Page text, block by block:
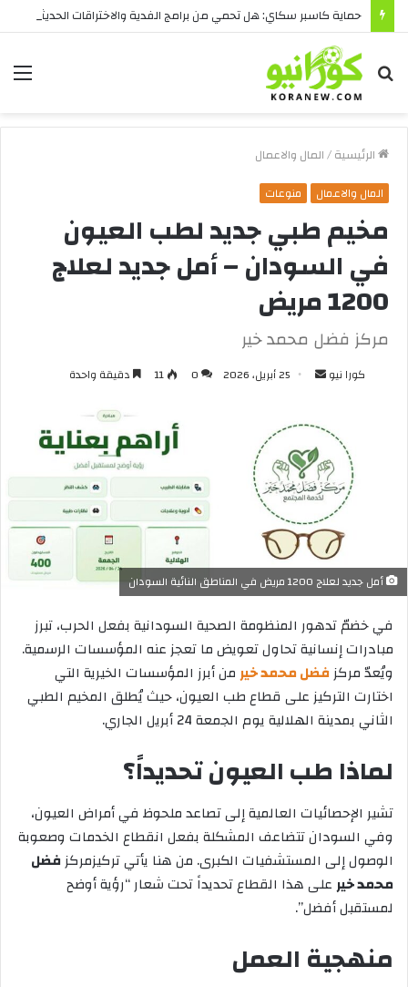
حماية كاسبر سكاي: هل تحمي من برامج الفدية والاختراقات الحديثة؟
بحث
عن
الرئيسية/المال والاعمال
المال والاعمال منوعات
مخيم طبي جديد لطب العيون
في السودان – أمل جديد لعلاج
1200 مريض
مركز فضل محمد خير
كورا نيو
أرسل 25 أبريل، 2026 0
11 دقيقة واحدة
أمل جديد لعلاج 1200 مريض في المناطق النائية السودان
في خضمّ تدهور المنظومة الصحية السودانية بفعل الحرب، تبرز
مبادرات إنسانية تحاول تعويض ما تعجز عنه المؤسسات الرسمية.
ويُعدّ مركزفضل محمد خيرمن أبرز المؤسسات الخيرية التي
اختارت التركيز على قطاع طب العيون، حيث يُطلق المخيم الطبي
الثاني بمدينة الهلالية يوم الجمعة 24 أبريل الجاري.
لماذا طب العيون تحديداً؟
تشير الإحصائيات العالمية إلى تصاعد ملحوظ في أمراض العيون،
وفي السودان تتضاعف المشكلة بفعل انقطاع الخدمات وصعوبة
الوصول إلى المستشفيات الكبرى. من هنا يأتي تركيزمركزفضل
محمد خيرعلى هذا القطاع تحديداً تحت شعار “رؤية أوضح
لمستقبل أفضل”.
منهجية العمل